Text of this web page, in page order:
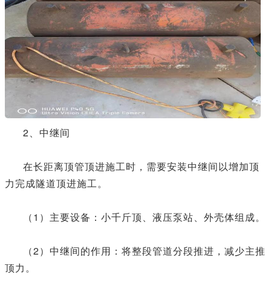
2、中继间
在长距离顶管顶进施工时，需要安装中继间以增加顶
力完成隧道顶进施工。
（1）主要设备：小千斤顶、液压泵站、外壳体组成。
（2）中继间的作用：将整段管道分段推进，减少主推
顶力。